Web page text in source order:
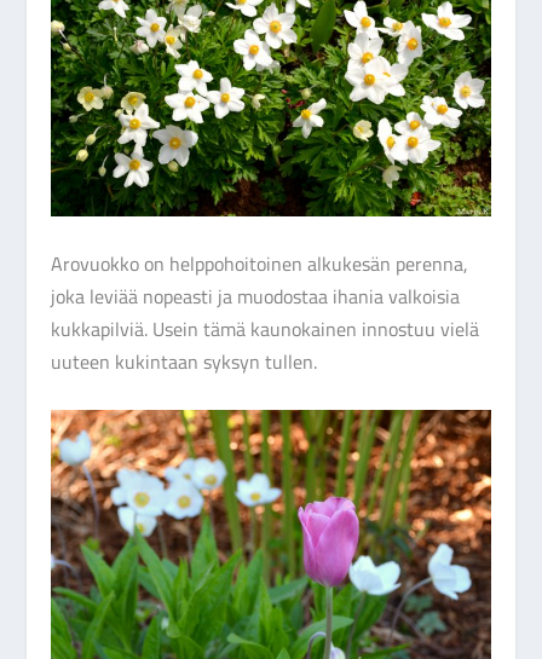
Arovuokko on helppohoitoinen alkukesän perenna,
joka leviää nopeasti ja muodostaa ihania valkoisia
kukkapilviä. Usein tämä kaunokainen innostuu vielä
uuteen kukintaan syksyn tullen.